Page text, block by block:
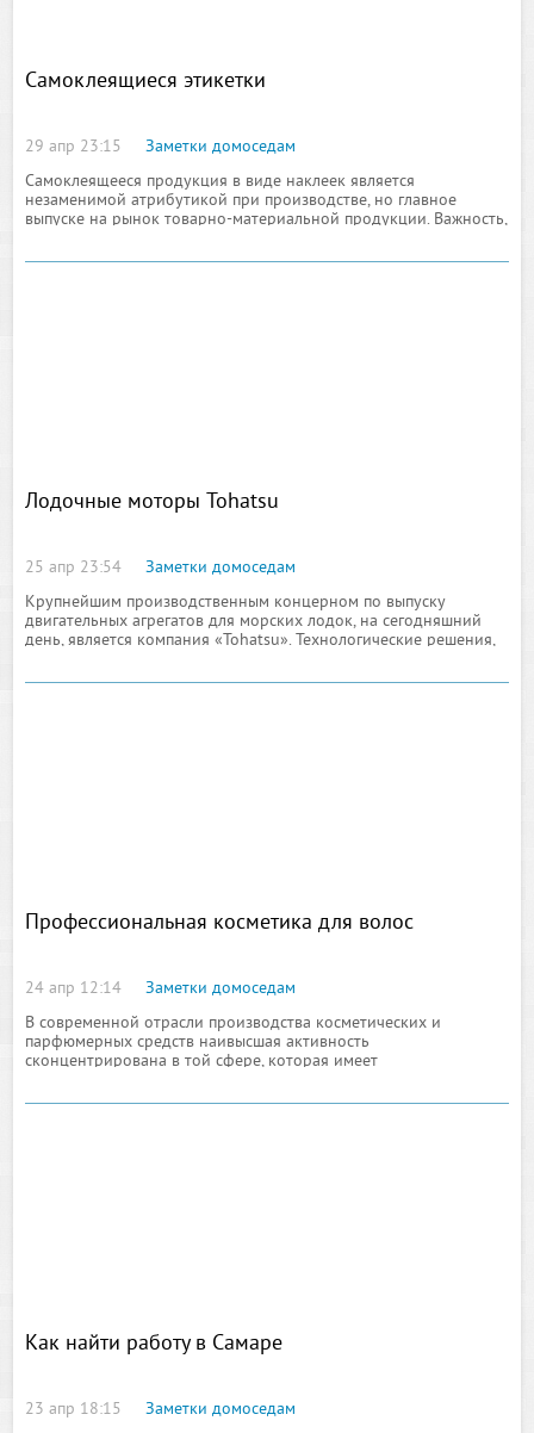
Самоклеящиеся этикетки
29 апр 23:15
Заметки домоседам
Самоклеящееся продукция в виде наклеек является
незаменимой атрибутикой при производстве, но главное
выпуске на рынок товарно-материальной продукции. Важность,
Лодочные моторы Tohatsu
25 апр 23:54
Заметки домоседам
Крупнейшим производственным концерном по выпуску
двигательных агрегатов для морских лодок, на сегодняшний
день, является компания «Tohatsu». Технологические решения,
Профессиональная косметика для волос
24 апр 12:14
Заметки домоседам
В современной отрасли производства косметических и
парфюмерных средств наивысшая активность
сконцентрирована в той сфере, которая имеет
деятельности парикмахерских
Как найти работу в Самаре
23 апр 18:15
Заметки домоседам